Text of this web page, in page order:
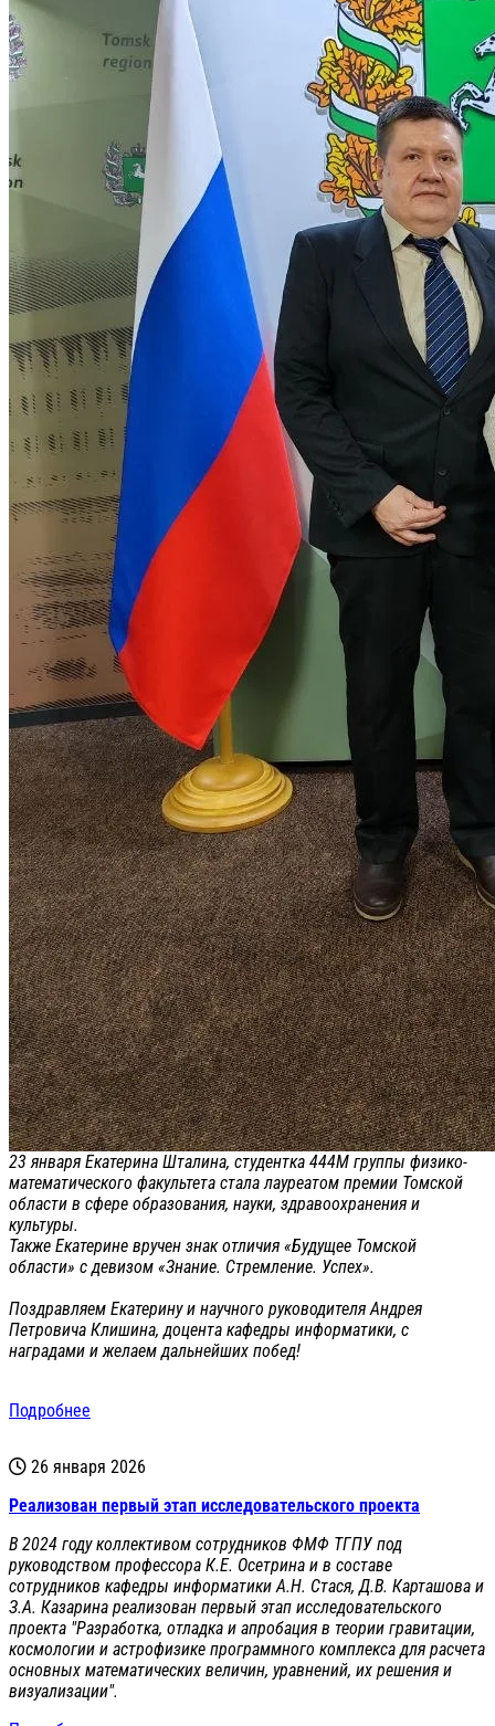
23 января Екатерина Шталина, студентка 444М группы физико-
математического факультета стала лауреатом премии Томской
области в сфере образования, науки, здравоохранения и
культуры.
Также Екатерине вручен знак отличия «Будущее Томской
области» с девизом «Знание. Стремление. Успех».
Поздравляем Екатерину и научного руководителя Андрея
Петровича Клишина, доцента кафедры информатики, с
наградами и желаем дальнейших побед!
Подробнее
26 января 2026
Реализован первый этап исследовательского проекта
В 2024 году коллективом сотрудников ФМФ ТГПУ под
руководством профессора К.Е. Осетрина и в составе
сотрудников кафедры информатики А.Н. Стася, Д.В. Карташова и
З.А. Казарина реализован первый этап исследовательского
проекта "Разработка, отладка и апробация в теории гравитации,
космологии и астрофизике программного комплекса для расчета
основных математических величин, уравнений, их решения и
визуализации".